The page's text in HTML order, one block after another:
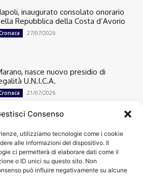
Consenso
utilizziamo tecnologie come i cookie
alle informazioni del dispositivo. Il
ci permetterà di elaborare dati come il
o ID unici su questo sito. Non
può influire negativamente su alcune
inaugurato consolato onorario
Repubblica della Costa d’Avorio
27/07/2026
nasce nuovo presidio di
U.N.I.C.A.
21/07/2026
13498
7303
4209